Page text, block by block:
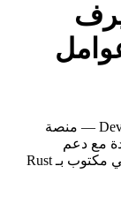
أعادت Cognition تسمية Windsurf بـ Devin Desktop — منصة
مع دعم
بروتوكول ACP ومساحات مشتركة وعامل محلي مكتوب بـ Rust